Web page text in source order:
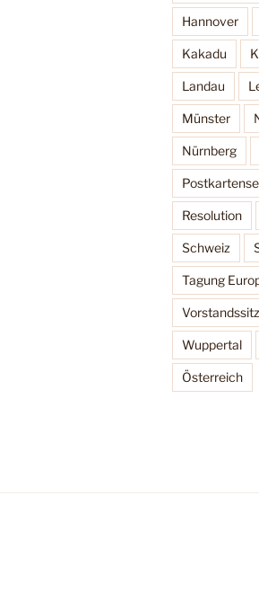
Hannover
Kakadu
Landau
Münster
Nürnberg
Resolution
Schweiz
Tagung
Wuppertal
Österreich